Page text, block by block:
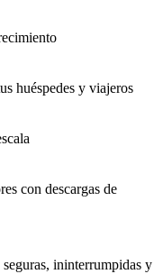
huéspedes y viajeros
con descargas de
ininterrumpidas y